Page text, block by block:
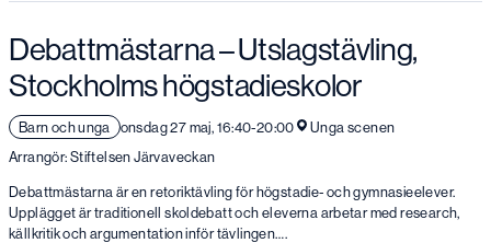
Debattmästarna – Utslagstävling,
Stockholms högstadieskolor
Barn och unga onsdag 27 maj, 16:40-20:00
Unga scenen
Arrangör: Stiftelsen Järvaveckan
Debattmästarna är en retoriktävling för högstadie- och gymnasieelever.
Upplägget är traditionell skoldebatt och eleverna arbetar med research,
källkritik och argumentation inför tävlingen….